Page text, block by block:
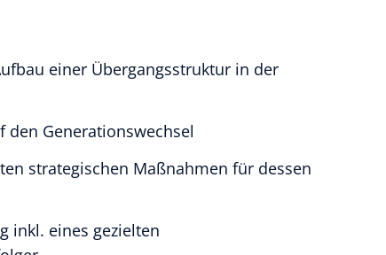
einer Übergangsstruktur in der
Generationswechsel
strategischen Maßnahmen für dessen
inkl. eines gezielten